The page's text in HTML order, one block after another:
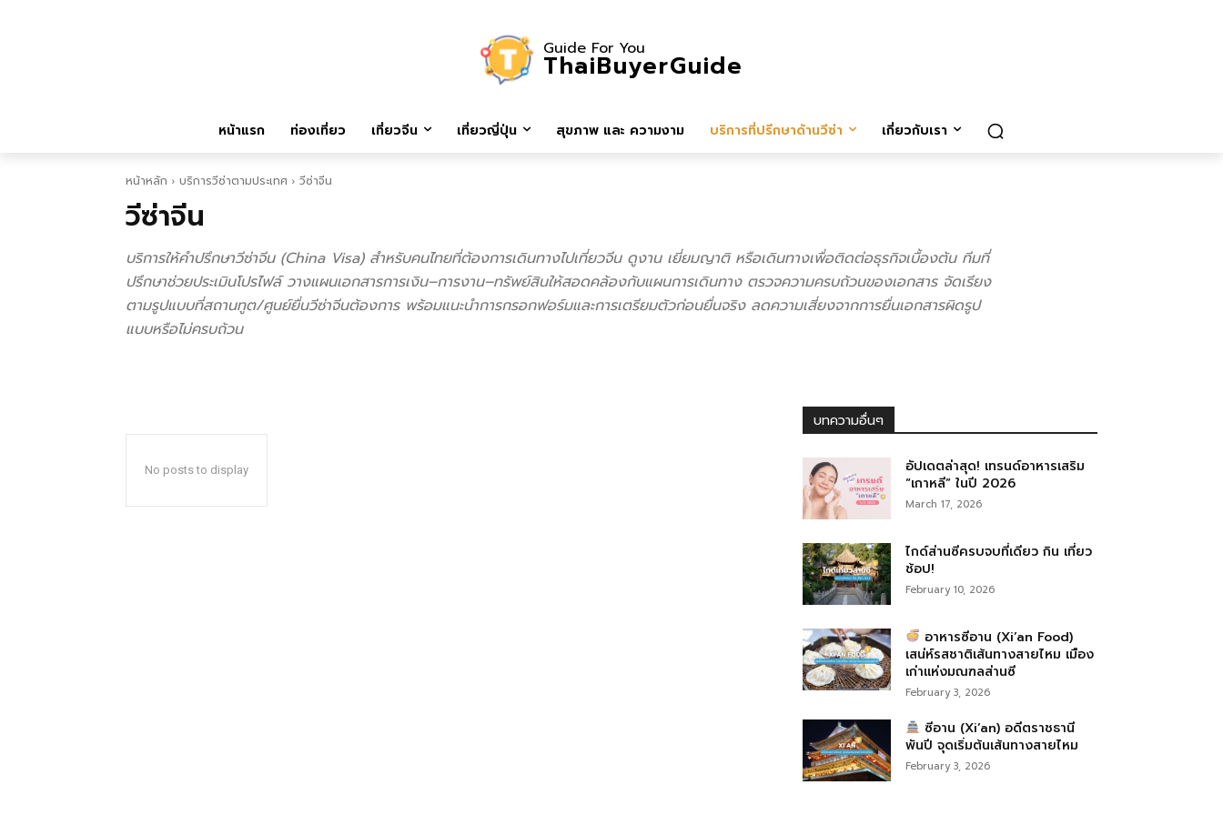
Guide For You
ThaiBuyerGuide
หน้าแรก ท่องเที่ยว เที่ยวจีน เที่ยวญี่ปุ่น สุขภาพ และ ความงาม บริการที่ปรึกษาด้านวีซ่า เกี่ยวกับเรา
หน้าหลัก บริการวีซ่าตามประเทศ วีซ่าจีน
วีซ่าจีน
บริการให้คำปรึกษาวีซ่าจีน (China Visa) สำหรับคนไทยที่ต้องการเดินทางไปเที่ยวจีน ดูงาน เยี่ยมญาติ หรือเดินทางเพื่อติดต่อธุรกิจเบื้องต้น ทีมที่
ปรึกษาช่วยประเมินโปรไฟล์ วางแผนเอกสารการเงิน–การงาน–ทรัพย์สินให้สอดคล้องกับแผนการเดินทาง ตรวจความครบถ้วนของเอกสาร จัดเรียง
ตามรูปแบบที่สถานทูต/ศูนย์ยื่นวีซ่าจีนต้องการ พร้อมแนะนำการกรอกฟอร์มและการเตรียมตัวก่อนยื่นจริง ลดความเสี่ยงจากการยื่นเอกสารผิดรูป
แบบหรือไม่ครบถ้วน
No posts to display
บทความอื่นๆ
อัปเดตล่าสุด! เทรนด์อาหารเสริม
“เกาหลี” ในปี 2026
March 17, 2026
ไกด์ส่านซีครบจบที่เดียว กิน เที่ยว
ช้อป!
February 10, 2026
อาหารซีอาน (Xi’an Food)
เสน่ห์รสชาติเส้นทางสายไหม เมือง
เก่าแห่งมณฑลส่านซี
February 3, 2026
ซีอาน (Xi’an) อดีตราชธานี
พันปี จุดเริ่มต้นเส้นทางสายไหม
February 3, 2026